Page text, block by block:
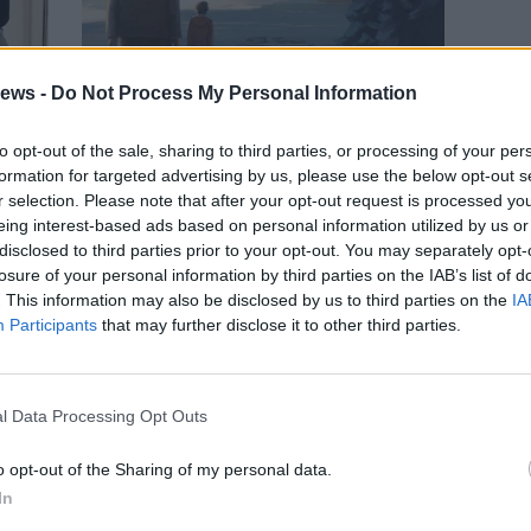
- Do Not Process My Personal Information
opt-out of the sale, sharing to third parties, or processing of your
for targeted advertising by us, please use the below opt-out
selection. Please note that after your opt-out request is processed
interest-based ads based on personal information utilized by us
to third parties prior to your opt-out. You may separately
of your personal information by third parties on the IAB’s list of
This information may also be disclosed by us to third parties on the
Participants that may further disclose it to other third parties.
Data Processing Opt Outs
opt-out of the Sharing of my personal data.
ANGERA
Hogwarts e i luoghi magici
nelle nuove copertine di
Harry Potter
Guarda l'archivio